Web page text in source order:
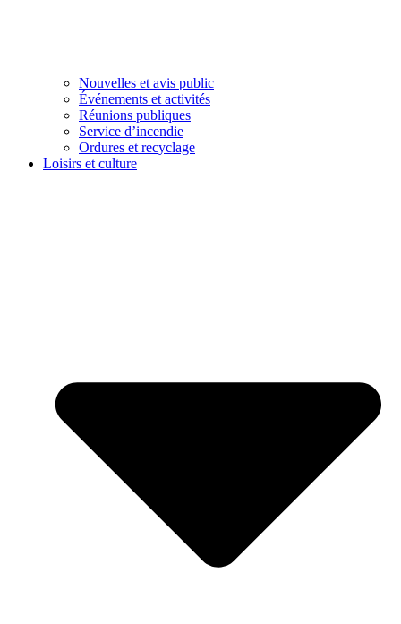
Nouvelles et avis public
Événements et activités
Réunions publiques
Service d’incendie
Ordures et recyclage
Loisirs et culture